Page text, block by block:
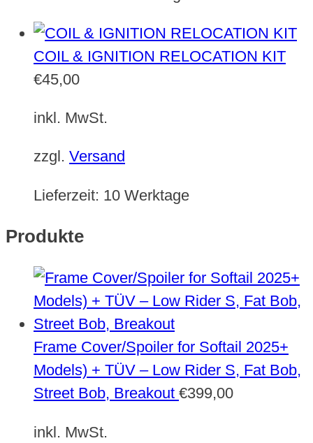
COIL & IGNITION RELOCATION KIT
€45,00
inkl. MwSt.
zzgl. Versand
Lieferzeit: 10 Werktage
Produkte
Frame Cover/Spoiler for Softail 2025+
Models) + TÜV – Low Rider S, Fat Bob,
Street Bob, Breakout €399,00
inkl. MwSt.